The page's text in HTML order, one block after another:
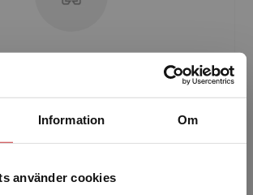
Information Om
använder cookies
Kerstin Dillmar
född 1966, präst och
i Uppsala domkyrka med